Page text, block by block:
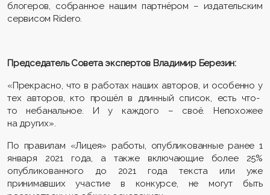
блогеров, собранное нашим партнёром – издательским
сервисом Ridero.
Председатель Советаэкспертов Владимир Березин:
«Прекрасно, что в работах наших авторов, и особенно у
тех авторов, кто прошёл в длинный список, есть что-
то небанальное. И у каждого – своё. Непохожее
на других».
По правилам «Лицея» работы, опубликованные ранее 1
января 2021 года, а также включающиеболее 25%
опубликованного до 2021 года текста или уже
принимавших участие в конкурсе, не могут быть